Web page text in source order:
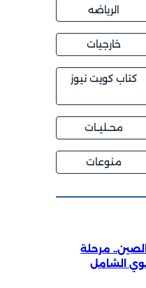
الرياضه
خارجيات
كتاب كويت نيوز
محــليــات
منوعات
مرحلة
الشامل